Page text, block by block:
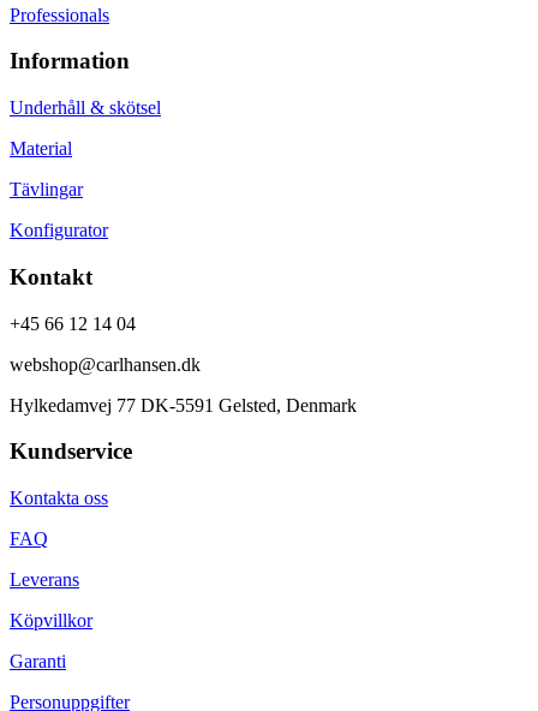
Professionals
Information
Underhåll & skötsel
Material
Tävlingar
Konfigurator
Kontakt
+45 66 12 14 04
webshop@carlhansen.dk
Hylkedamvej 77 DK-5591 Gelsted, Denmark
Kundservice
Kontakta oss
FAQ
Leverans
Köpvillkor
Garanti
Personuppgifter